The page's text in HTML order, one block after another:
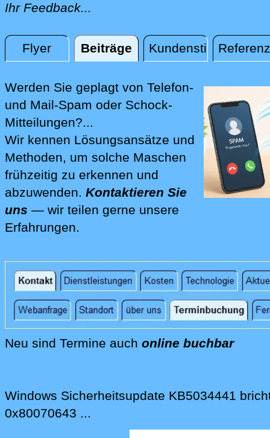
Ihr Feedback...
Flyer Beiträge Kundenstimmen
Beiträge
Werden Sie geplagt von Telefon-
und Mail-Spam oder Schock-
Mitteilungen?...
Wir kennen Lösungsansätze und
Methoden, um solche Maschen
frühzeitig zu erkennen und
abzuwenden. Kontaktieren Sie
uns — wir teilen gerne unsere
Erfahrungen.
Wir lösen für Sie und mit Ihnen die Spam-
Wir bieten Mail-Antispam-Lösungen für
Wir bieten Telefon-Antispam-Lösungen
IP-Telefon-Anlagen, DECT-Telefone und
Neu sind Termine auch online buchbar
Neu können Sie Termine bei uns auch online
Windows Sicherheitsupdate KB5034441
0x80070643 ...